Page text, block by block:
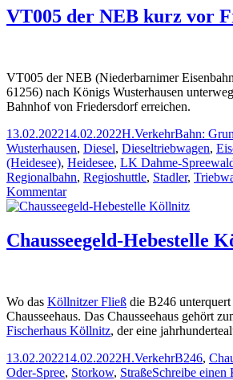
VT005 der NEB kurz vor
VT005 der NEB (Niederbarnimer
61256) nach Königs Wusterhausen
Bahnhof von Friedersdorf erreichen.
Veröffentlicht
am
13.02.202214.02.2022Autor
H.Kategorien
VerkehrBahn:
Wusterhausen, Diesel, Dieseltriebwagen,
(Heidesee), Heidesee, LK Dahme-
Regionalbahn, Regioshuttle, Stadler,
Kommentarzu
VT005
NEB
kurz
Chausseegeld-Hebestelle
Wo das Köllnitzer Fließ die B246
Chausseehaus. Das Chausseehaus gehört
Fischerhaus Köllnitz, der eine
Veröffentlicht
am
13.02.202214.02.2022Autor
H.Kategorien
VerkehrB246,
Oder-Spree, Storkow, StraßeSchreibe einen